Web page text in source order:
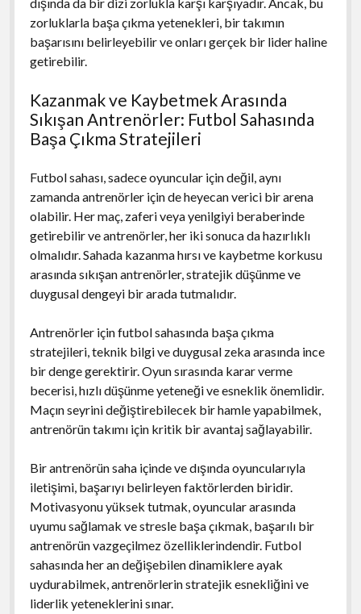
zorluklarla başa çıkma yetenekleri, bir takımın
başarısını belirleyebilir ve onları gerçek bir lider haline
getirebilir.
Kazanmak ve Kaybetmek Arasında
Sıkışan Antrenörler: Futbol Sahasında
Başa Çıkma Stratejileri
Futbol sahası, sadece oyuncular için değil, aynı
zamanda antrenörler için de heyecan verici bir arena
olabilir. Her maç, zaferi veya yenilgiyi beraberinde
getirebilir ve antrenörler, her iki sonuca da hazırlıklı
olmalıdır. Sahada kazanma hırsı ve kaybetme korkusu
arasında sıkışan antrenörler, stratejik düşünme ve
duygusal dengeyi bir arada tutmalıdır.
Antrenörler için futbol sahasında başa çıkma
stratejileri, teknik bilgi ve duygusal zeka arasında ince
bir denge gerektirir. Oyun sırasında karar verme
becerisi, hızlı düşünme yeteneği ve esneklik önemlidir.
Maçın seyrini değiştirebilecek bir hamle yapabilmek,
antrenörün takımı için kritik bir avantaj sağlayabilir.
Bir antrenörün saha içinde ve dışında oyuncularıyla
iletişimi, başarıyı belirleyen faktörlerden biridir.
Motivasyonu yüksek tutmak, oyuncular arasında
uyumu sağlamak ve stresle başa çıkmak, başarılı bir
antrenörün vazgeçilmez özelliklerindendir. Futbol
sahasında her an değişebilen dinamiklere ayak
uydurabilmek, antrenörlerin stratejik esnekliğini ve
liderlik yeteneklerini sınar.